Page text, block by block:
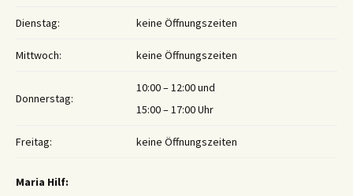
Dienstag: keine Öffnungszeiten
Mittwoch: keine Öffnungszeiten
Donnerstag:
10:00 – 12:00 und
15:00 – 17:00 Uhr
Freitag: keine Öffnungszeiten
Maria Hilf: